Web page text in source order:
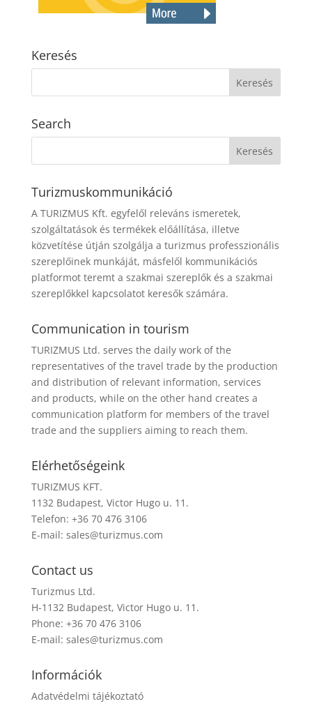
Keresés
Search
Turizmuskommunikáció
A TURIZMUS Kft. egyfelől releváns ismeretek,
szolgáltatások és termékek előállítása, illetve
közvetítése útján szolgálja a turizmus professzionális
szereplőinek munkáját, másfelől kommunikációs
platformot teremt a szakmai szereplők és a szakmai
szereplőkkel kapcsolatot keresők számára.
Communication in tourism
TURIZMUS Ltd. serves the daily work of the
representatives of the travel trade by the production
and distribution of relevant information, services
and products, while on the other hand creates a
communication platform for members of the travel
trade and the suppliers aiming to reach them.
Elérhetőségeink
TURIZMUS KFT.
1132 Budapest, Victor Hugo u. 11.
Telefon: +36 70 476 3106
E-mail: sales@turizmus.com
Contact us
Turizmus Ltd.
H-1132 Budapest, Victor Hugo u. 11.
Phone: +36 70 476 3106
E-mail: sales@turizmus.com
Információk
Adatvédelmi tájékoztató